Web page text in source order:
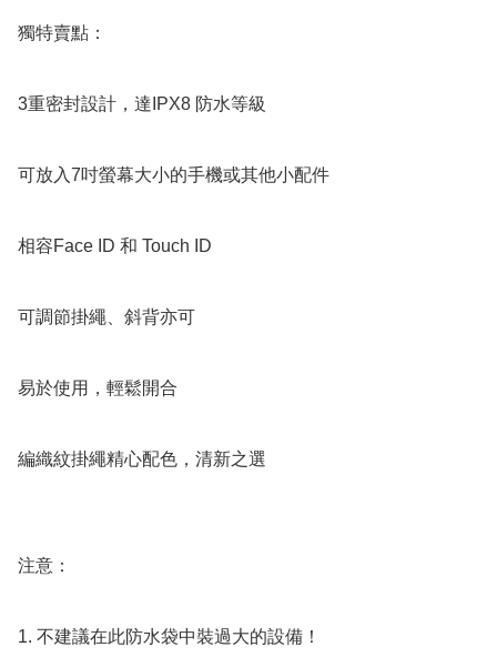
獨特賣點：
3重密封設計，達IPX8 防水等級
可放入7吋螢幕大小的手機或其他小配件
相容Face ID 和 Touch ID
可調節掛繩、斜背亦可
易於使用，輕鬆開合
編織紋掛繩精心配色，清新之選
注意：
1. 不建議在此防水袋中裝過大的設備！